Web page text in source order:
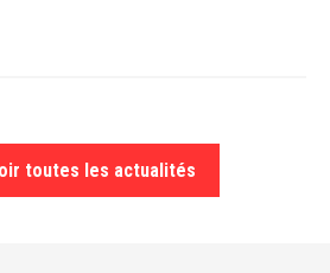
toutes les actualités